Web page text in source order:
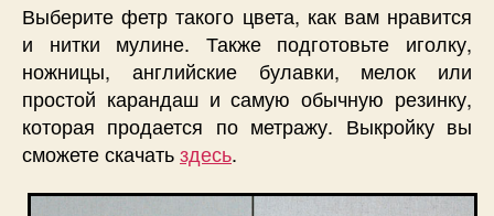
Выберите фетр такого цвета, как вам нравится
и нитки мулине. Также подготовьте иголку,
ножницы, английские булавки, мелок или
простой карандаш и самую обычную резинку,
которая продается по метражу. Выкройку вы
сможете скачатьздесь.